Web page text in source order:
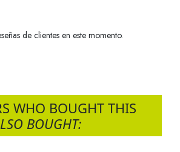
de clientes en este momento.
WHO BOUGHT THIS
BOUGHT: